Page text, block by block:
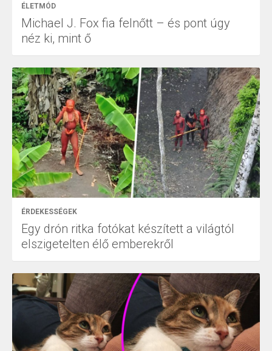
ÉLETMÓD
Michael J. Fox fia felnőtt – és pont úgy
néz ki, mint ő
ÉRDEKESSÉGEK
Egy drón ritka fotókat készített a világtól
elszigetelten élő emberekről